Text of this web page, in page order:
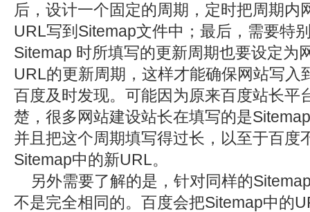
后，设计一个固定的周期，定时把周期内
URL写到Sitemap文件中；最后，需要特
Sitemap 时所填写的更新周期也要设定为
URL的更新周期，这样才能确保网站写入
百度及时发现。可能因为原来百度站长平
楚，很多网站建设站长在填写的是
并且把这个周期填写得过长，以至于百度
Sitemap中的新URL。
另外需要了解的是，针对同样的
不是完全相同的。百度会把Sitemap中的